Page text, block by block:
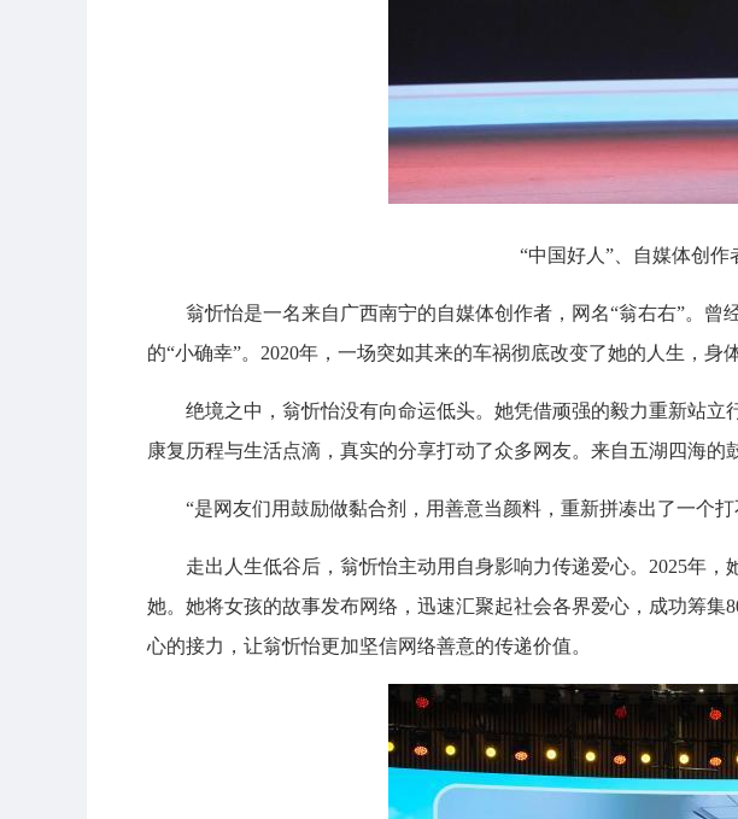
“中国好人”、自媒体创
翁忻怡是一名来自广西南宁的自媒体创作者，网名“翁右右”。
的“小确幸”。2020年，一场突如其来的车祸彻底改变了她的人生，
绝境之中，翁忻怡没有向命运低头。她凭借顽强的毅力重新站
康复历程与生活点滴，真实的分享打动了众多网友。来自五湖四海的
“是网友们用鼓励做黏合剂，用善意当颜料，重新拼凑出了一个
走出人生低谷后，翁忻怡主动用自身影响力传递爱心。2025年
她。她将女孩的故事发布网络，迅速汇聚起社会各界爱心，成功筹
心的接力，让翁忻怡更加坚信网络善意的传递价值。